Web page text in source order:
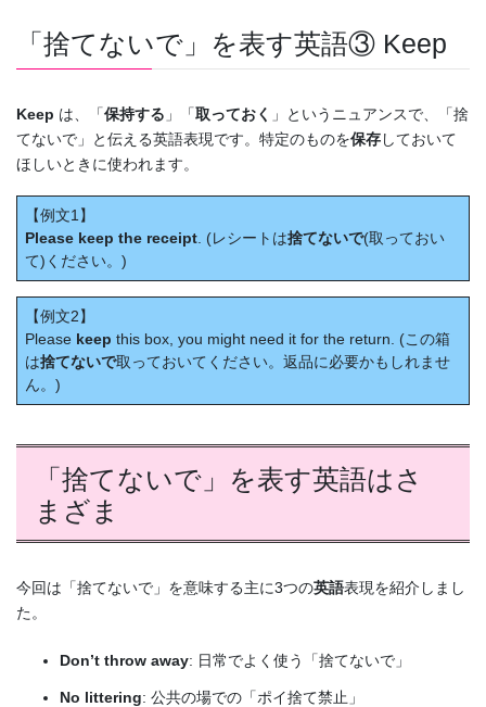
「捨てないで」を表す英語③ Keep
Keep は、「保持する 」「取っておく 」というニュアンスで、「捨
てないで」と伝える英語表現です。特定のものを保存しておいて
ほしいときに使われます。
【例文1】
Please keep the receipt . (レシートは捨てないで(取っておい
て)ください。)
【例文2】
Please keep this box, you might need it for the return. (この箱
は捨てないで取っておいてください。返品に必要かもしれませ
ん。)
「捨てないで」を表す英語はさ
まざま
今回は「捨てないで」を意味する主に3つの英語表現を紹介しまし
た。
Don’t throw away: 日常でよく使う「捨てないで」
No littering: 公共の場での「ポイ捨て禁止」